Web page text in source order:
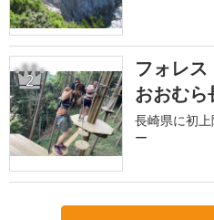
2
フォレス
おおむ
長崎県に初
ー